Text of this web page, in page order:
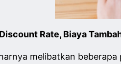
Rate, Biaya
melibatkan